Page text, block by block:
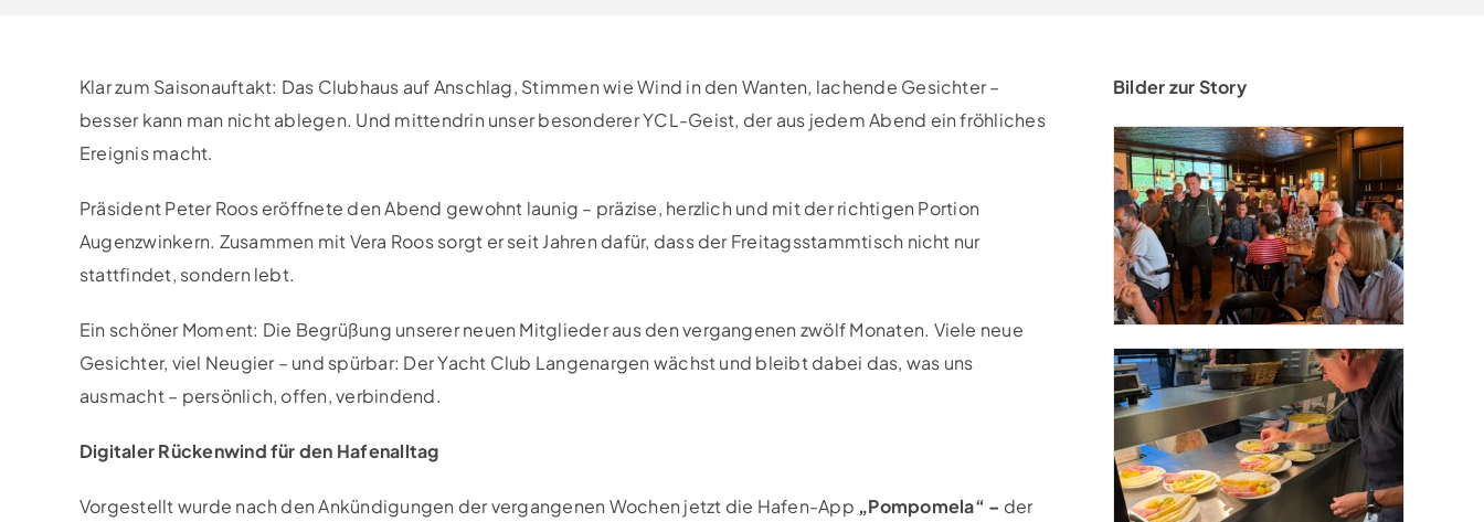
Klar zum Saisonauftakt: Das Clubhaus auf Anschlag, Stimmen wie Wind in den Wanten, lachende Gesichter –
besser kann man nicht ablegen. Und mittendrin unser besonderer YCL-Geist, der aus jedem Abend ein fröhliches
Ereignis macht.
Präsident Peter Roos eröffnete den Abend gewohnt launig – präzise, herzlich und mit der richtigen Portion
Augenzwinkern. Zusammen mit Vera Roos sorgt er seit Jahren dafür, dass der Freitagsstammtisch nicht nur
stattfindet, sondern lebt.
Ein schöner Moment: Die Begrüßung unserer neuen Mitglieder aus den vergangenen zwölf Monaten. Viele neue
Gesichter, viel Neugier – und spürbar: Der Yacht Club Langenargen wächst und bleibt dabei das, was uns
ausmacht – persönlich, offen, verbindend.
Digitaler Rückenwind für den Hafenalltag
Vorgestellt wurde nach den Ankündigungen der vergangenen Wochen jetzt die Hafen-App „Pompomela“ – der
Bilder zur Story